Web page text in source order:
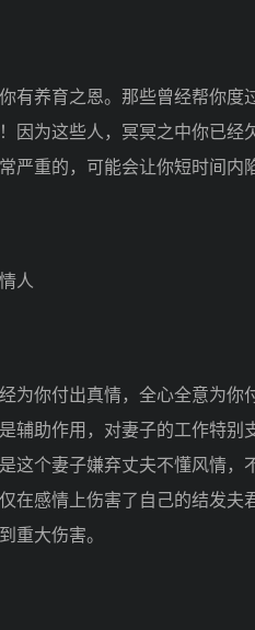
养育之恩。那些曾经帮你度
因为这些人，冥冥之中你已
严重的，可能会让你短时间内
人
你付出真情，全心全意为你
辅助作用，对妻子的工作特
这个妻子嫌弃丈夫不懂风情
在感情上伤害了自己的结发
重大伤害。